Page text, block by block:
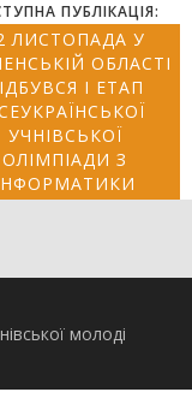
ПУБЛІКАЦІЯ:
ЛИСТОПАДА У
ОБЛАСТІ
І ЕТАП
УЧНІВСЬКОЇ
ОЛІМПІАДИ З
молоді